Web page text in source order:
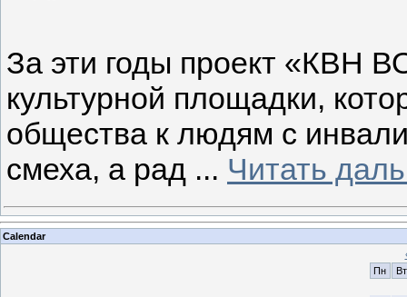
За эти годы проект «КВН
культурной площадки,
общества к людям с
смеха, а рад ... Читать
Calendar
Пн
Вт